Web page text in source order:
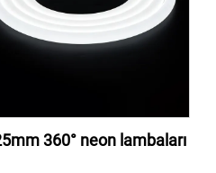
360° neon lambaları